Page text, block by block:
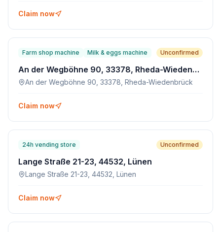
Claim now
Farm shop machine Milk & eggs machine Unconfirmed
An der Wegböhne 90, 33378, Rheda-Wiedenbrück
An der Wegböhne 90, 33378, Rheda-Wiedenbrück
Claim now
24h vending store Unconfirmed
Lange Straße 21-23, 44532, Lünen
Lange Straße 21-23, 44532, Lünen
Claim now